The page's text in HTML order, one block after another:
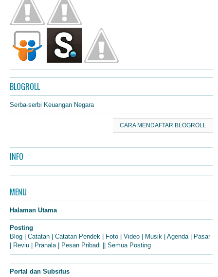
BLOGROLL
Serba-serbi Keuangan Negara
CARA MENDAFTAR BLOGROLL
INFO
MENU
Halaman Utama
Posting
Blog
Catatan Catatan Pendek Foto Video Musik Agenda|
Pasar
Reviu Pranala| Pesan Pribadi Semua Posting
Portal dan Subsitus